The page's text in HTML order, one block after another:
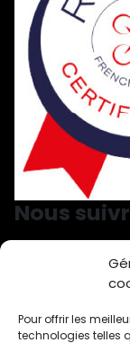
Pour offrir les
technologies telles
Nous
Nous suivre